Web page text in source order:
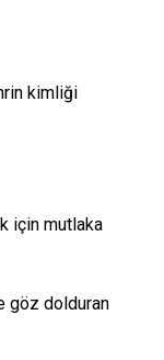
kimliği
için mutlaka
göz dolduran